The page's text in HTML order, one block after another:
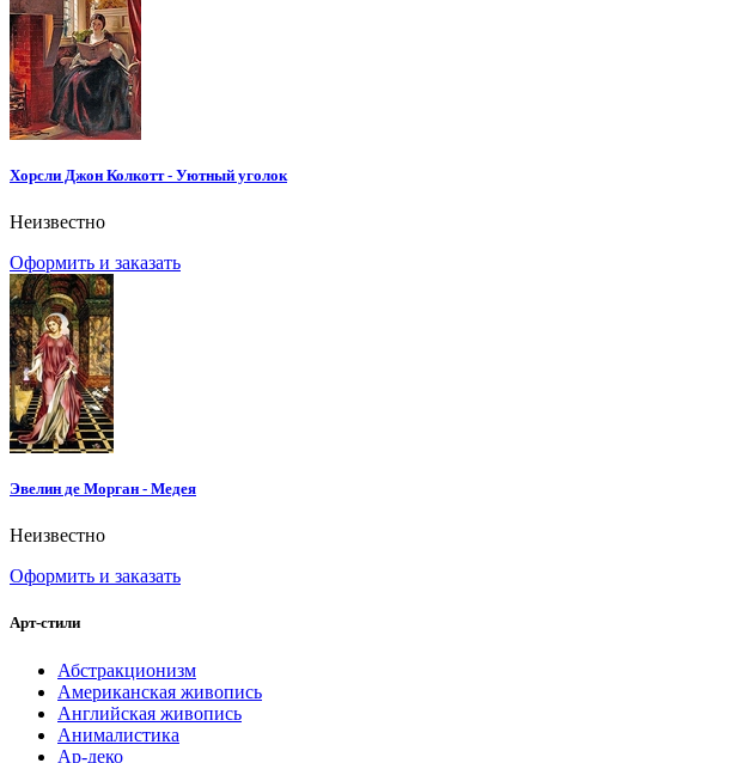
Хорсли Джон Колкотт - Уютный уголок
Неизвестно
Оформить и заказать
Эвелин де Морган - Медея
Неизвестно
Оформить и заказать
Арт-стили
Абстракционизм
Американская живопись
Английская живопись
Анималистика
Ар-деко